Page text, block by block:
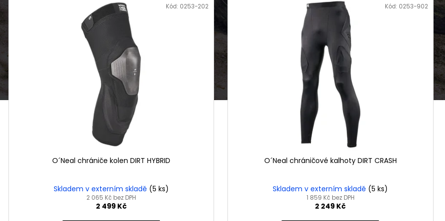
O´Neal chrániče kolen DIRT HYBRID
Skladem v externím skladě (5 ks)
2 065 Kč bez DPH
2 499 Kč
Kód: 0253-202
O´Neal chráničové kalhoty DIRT CRASH
Skladem v externím skladě (5 ks)
1 859 Kč bez DPH
2 249 Kč
Kód: 0253-902